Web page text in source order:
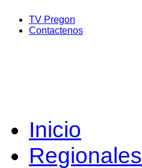
TV Pregon
Contactenos
Inicio
Regionales